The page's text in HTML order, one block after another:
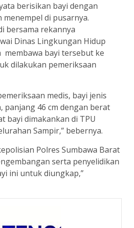
berisikan bayi dengan
di pusarnya.
bersama rekannya
Dinas Lingkungan Hidup
membawa bayi tersebut ke
dilakukan pemeriksaan
medis, bayi jenis
panjang 46 cm dengan berat
bayi dimakankan di TPU
Sampir,” bebernya.
Polres Sumbawa Barat
serta penyelidikan
ini untuk diungkap,”